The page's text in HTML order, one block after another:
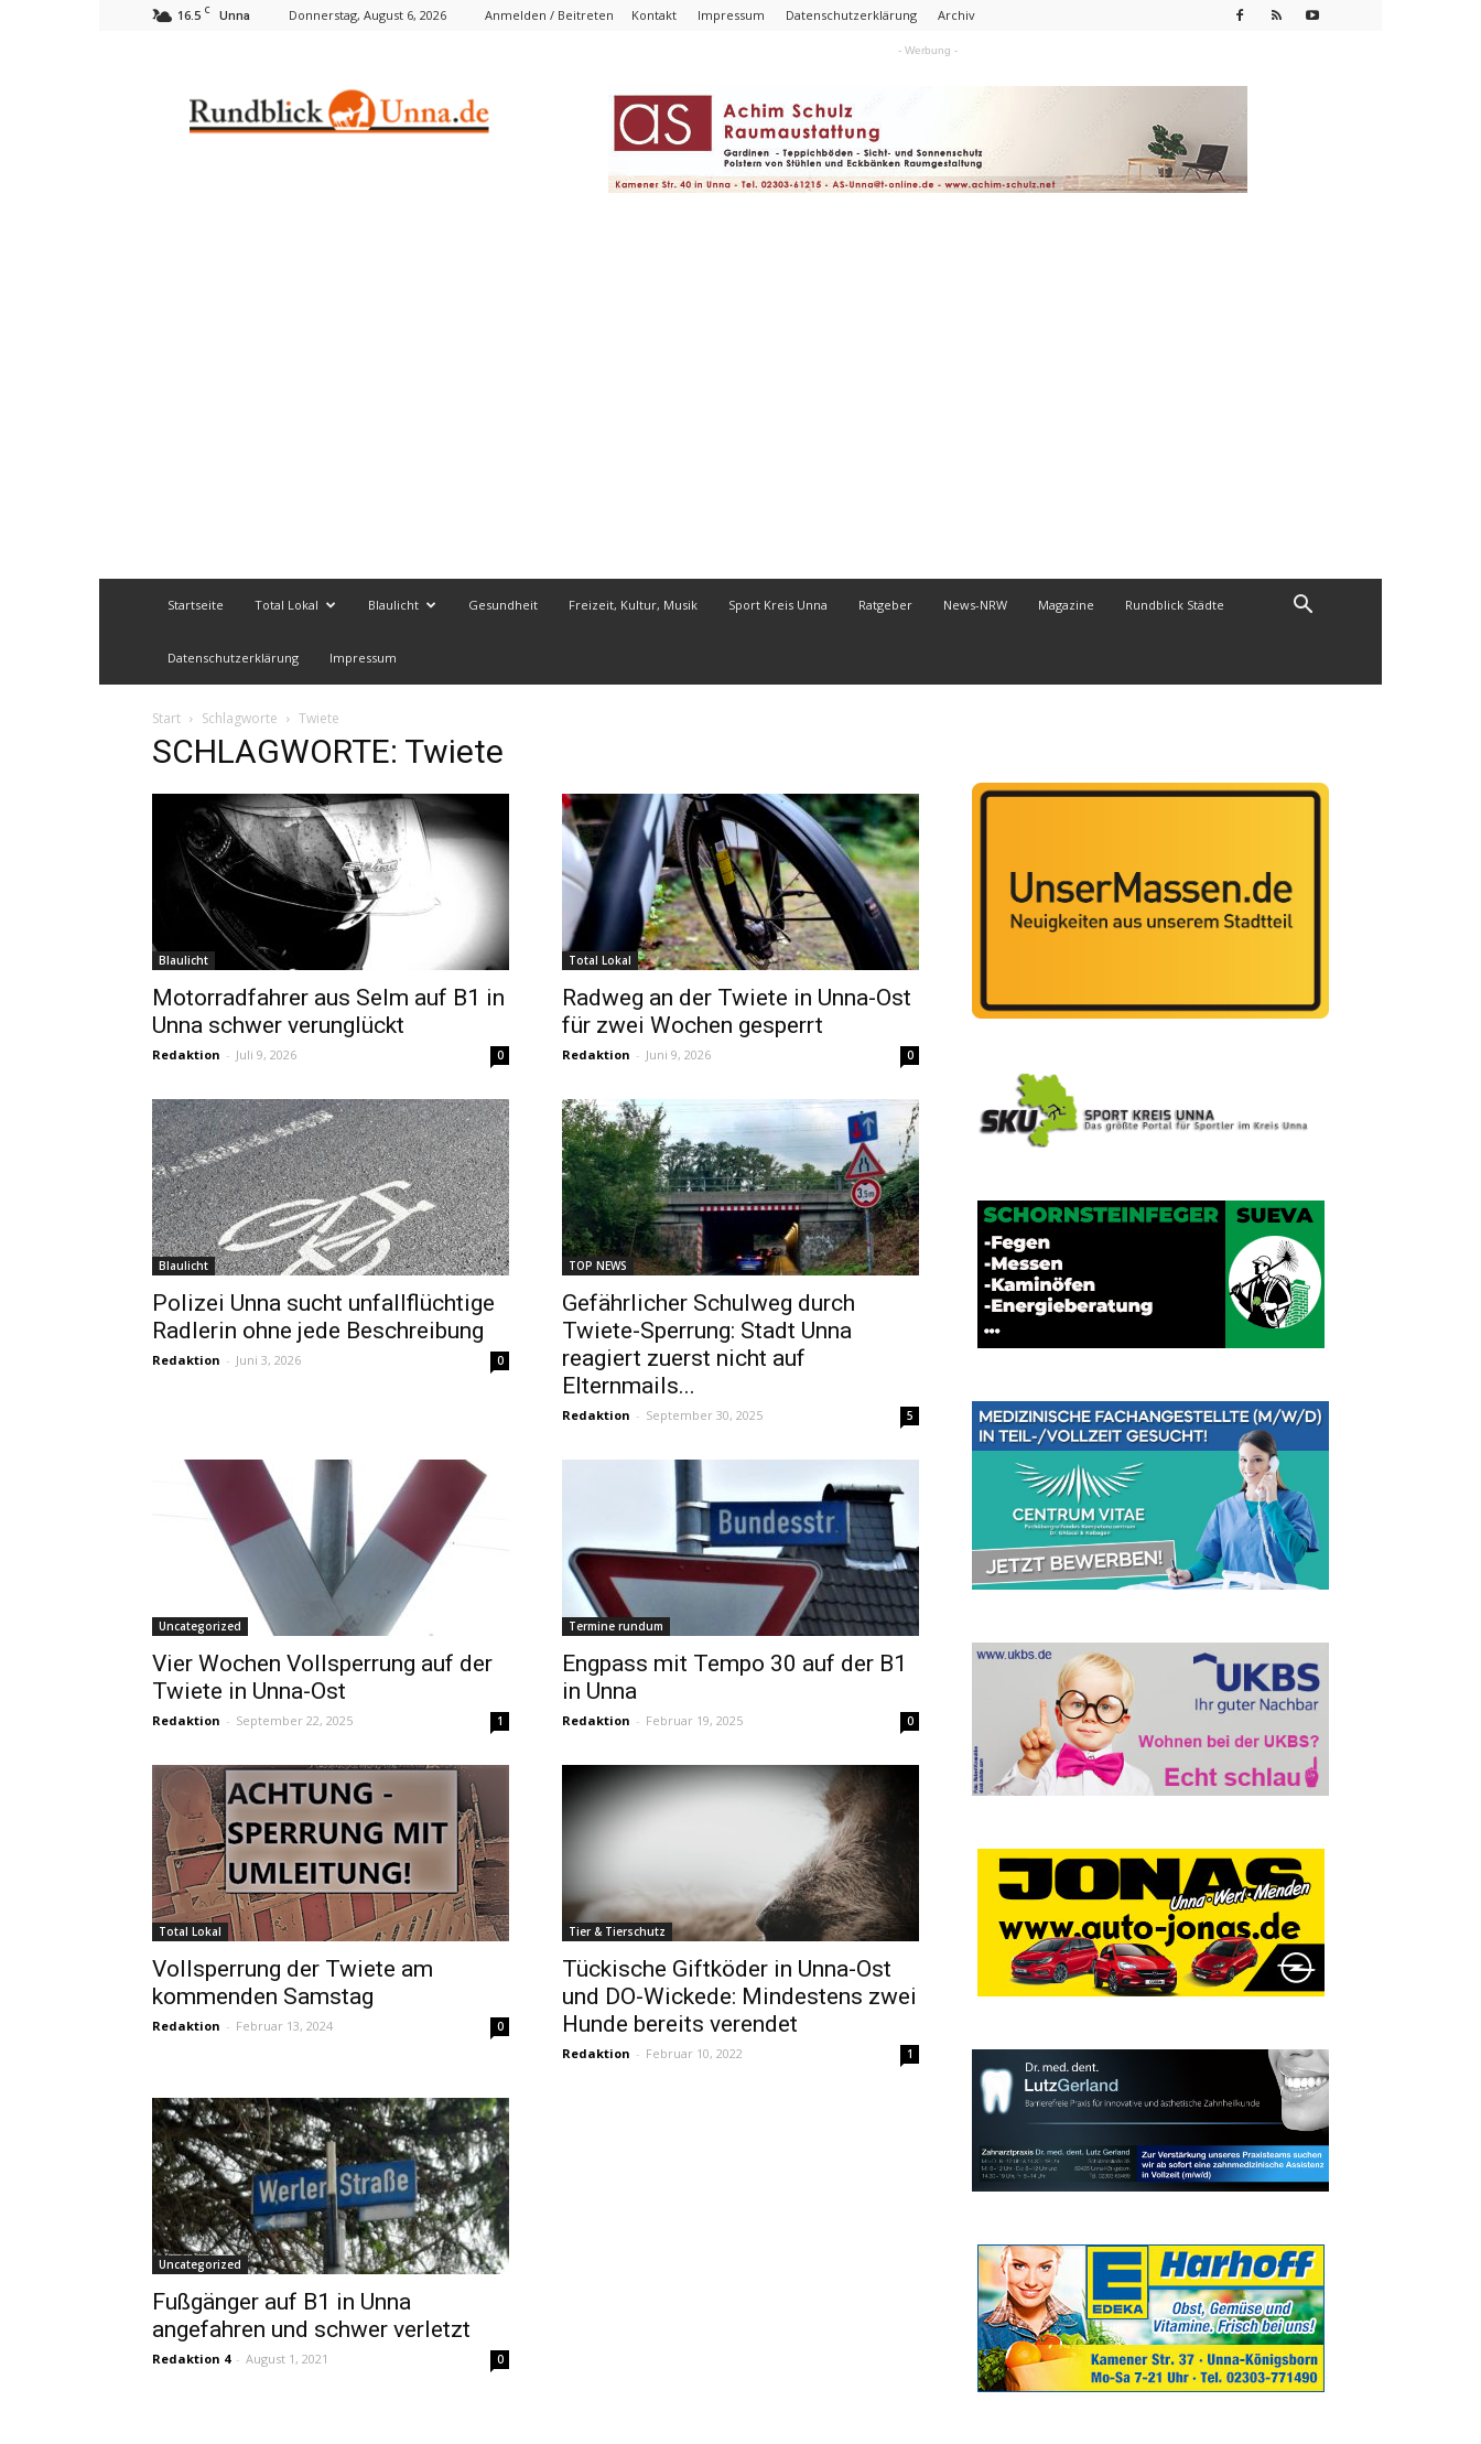
16.5 C Unna Donnerstag, August 6, 2026 Anmelden / Beitreten Kontakt Impressum Datenschutzerklärung Archiv
- Werbung -
Startseite Total Lokal Blaulicht Gesundheit Freizeit, Kultur, Musik Sport Kreis Unna Ratgeber News-NRW Magazine Rundblick Städte
Datenschutzerklärung Impressum
Start Schlagworte Twiete
SCHLAGWORTE: Twiete
Blaulicht
Motorradfahrer aus Selm auf B1 in
Unna schwer verunglückt
Redaktion - Juli 9, 2026 0
Total Lokal
Radweg an der Twiete in Unna-Ost
für zwei Wochen gesperrt
Redaktion - Juni 9, 2026 0
Blaulicht
Polizei Unna sucht unfallflüchtige
Radlerin ohne jede Beschreibung
Redaktion - Juni 3, 2026 0
TOP NEWS
Gefährlicher Schulweg durch
Twiete-Sperrung: Stadt Unna
reagiert zuerst nicht auf
Elternmails...
Redaktion - September 30, 2025 5
Uncategorized
Vier Wochen Vollsperrung auf der
Twiete in Unna-Ost
Redaktion - September 22, 2025 1
Termine rundum
Engpass mit Tempo 30 auf der B1
in Unna
Redaktion - Februar 19, 2025 0
Total Lokal
Vollsperrung der Twiete am
kommenden Samstag
Redaktion - Februar 13, 2024 0
Tier & Tierschutz
Tückische Giftköder in Unna-Ost
und DO-Wickede: Mindestens zwei
Hunde bereits verendet
Redaktion - Februar 10, 2022 1
Uncategorized
Fußgänger auf B1 in Unna
angefahren und schwer verletzt
Redaktion 4 - August 1, 2021 0